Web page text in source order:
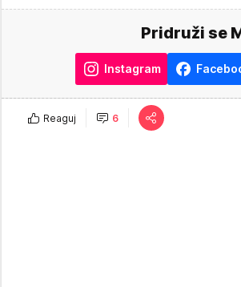
Pridruži se
Instagram
Reaguj 6